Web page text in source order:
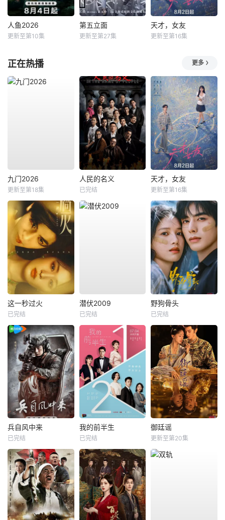
人鱼2026
更新至第10集
第五立面
更新至第27集
天才，女友
更新至第16集
正在热播 更多
九门2026
更新至第18集
人民的名义
已完结
天才，女友
更新至第16集
这一秒过火
已完结
潜伏2009
已完结
野狗骨头
已完结
兵自风中来
已完结
我的前半生
已完结
御廷谣
更新至第20集